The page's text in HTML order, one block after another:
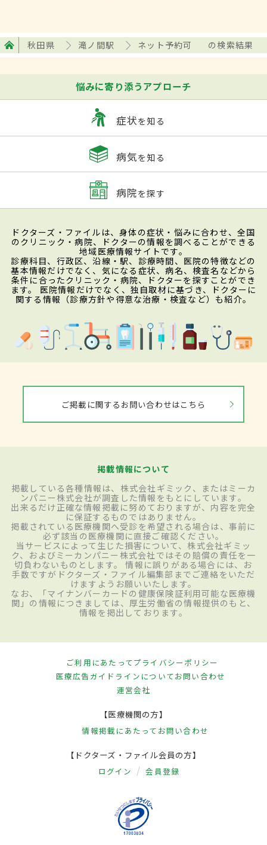
秋田県 滝ノ間駅 ネット予約可 の検索結果
悩みに寄り添うアプローチ
症状を知る
病気を知る
病院を探す
ドクターズ・ファイルは、身体の症状・悩みに合わせ、全国
のクリニック・病院、ドクターの情報を調べることができる
地域医療情報サイトです。
診療科目、行政区、沿線・駅、診療時間、医院の特徴などの
基本情報だけでなく、気になる症状、病名、検査名などから
条件に合ったクリニック・病院、ドクターを探すことができ
ます。 医院情報だけでなく、独自取材に基づき、ドクターに
関する情報（診療方針や得意な治療・検査など）も紹介。
ご掲載に関するお問い合わせはこちら
掲載情報について
掲載している各種情報は、株式会社ギミック、またはミーカ
ンパニー株式会社が調査した情報をもとにしています。
出来るだけ正確な情報掲載に努めておりますが、内容を完全
に保証するものではありません。
掲載されている医療機関へ受診を希望される場合は、事前に
必ず該当の医療機関に直接ご確認ください。
当サービスによって生じた損害について、株式会社ギミッ
ク、およびミーカンパニー株式会社ではその賠償の責任を一
切負わないものとします。 情報に誤りがある場合には、お
手数ですがドクターズ・ファイル編集部までご連絡をいただ
けますようお願いいたします。
なお、「マイナンバーカードの健康保険証利用可能な医療機
関」の情報につきましては、厚生労働省の情報提供のもと、
情報を掲出しております。
ご利用にあたってプライバシーポリシー
医療広告ガイドラインについてお問い合わせ
運営会社
【医療機関の方】
情報掲載にあたって お問い合わせ
【ドクターズ・ファイル会員の方】
ログイン 会員登録